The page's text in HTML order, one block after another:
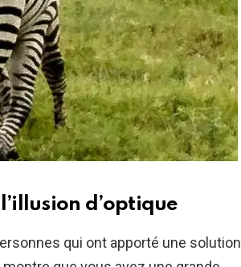
d’optique
qui ont apporté une solution